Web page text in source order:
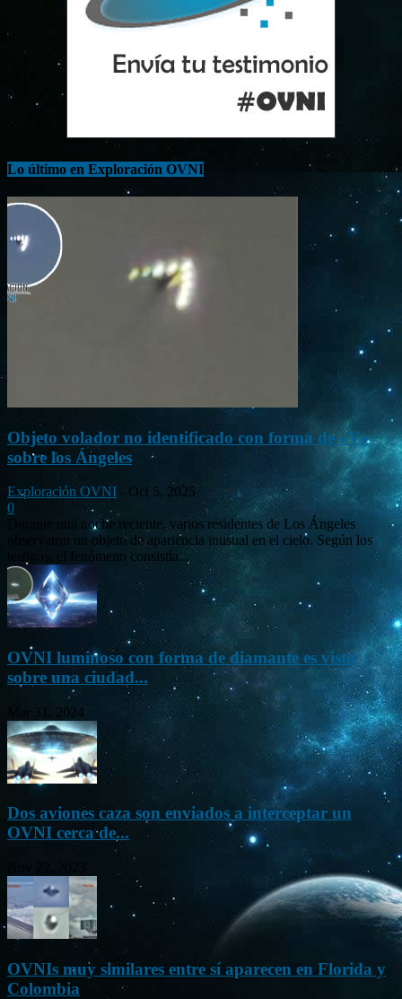
Lo último en Exploración OVNI
Objeto volador no identificado con forma de «V»
sobre los Ángeles
Exploración OVNI - Oct 5, 2025
0
Durante una noche reciente, varios residentes de Los Ángeles
observaron un objeto de apariencia inusual en el cielo. Según los
testigos, el fenómeno consistía...
OVNI luminoso con forma de diamante es visto
sobre una ciudad...
Mar 31, 2024
Dos aviones caza son enviados a interceptar un
OVNI cerca de...
OVNIs muy similares entre sí aparecen en Florida y
Colombia